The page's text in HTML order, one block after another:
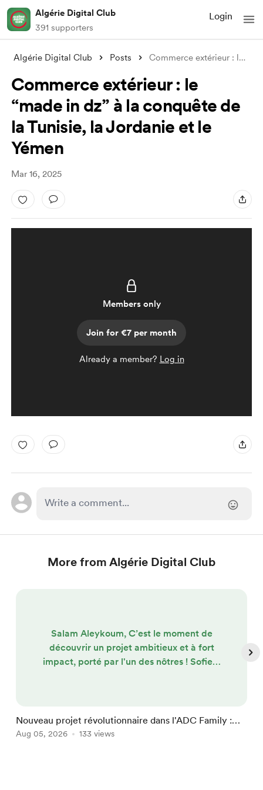
Algérie Digital Club
391 supporters
Login
Algérie Digital Club Posts Commerce extérieur : le “made in dz” à l
Commerce extérieur : le
“made in dz” à la conquête de
la Tunisie, la Jordanie et le
Yémen
Mar 16, 2025
Members only
Join for €7 per month
Already a member? Log in
More from Algérie Digital Club
Salam Aleykoum, C’est le moment de
découvrir un projet ambitieux et à fort
impact, porté par l'un des nôtres ! Sofien,
Média en France), lance Fuel Media
Algérie ! ⛽ Le projet en bref : Le réseau
Nouveau projet révolutionnaire dans l'ADC Family :
Fuel Media Algérie !
Aug 05, 2026 133 views